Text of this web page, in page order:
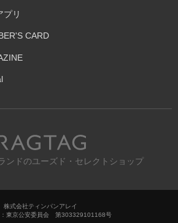
プリ
CARD
RAGTAG
ンドのユーズド・セレクトショップ
株式会社ティンパンアレイ
：東京公安委員会 第303329101168号